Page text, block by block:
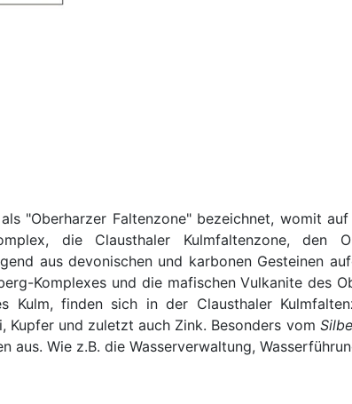
"Oberharzer Faltenzone" bezeichnet, womit
die Clausthaler Kulmfaltenzone, den
aus devonischen und karbonen Gesteinen
Komplexes und die mafischen Vulkanite des
Kulm, finden sich in der Clausthaler
Kupfer und zuletzt auch Zink. Besonders vom
aus. Wie z.B. die Wasserverwaltung,